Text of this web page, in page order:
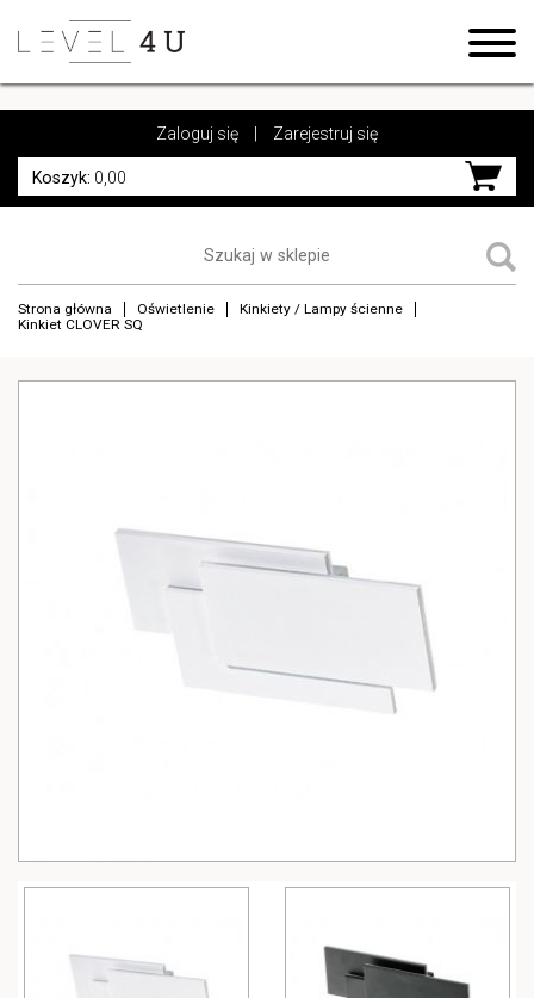
https://www.high-endrolex.com/17
Zaloguj się Zarejestruj się
Koszyk: 0,00
Strona główna Oświetlenie
Kinkiety / Lampy ścienne
Kinkiet CLOVER SQ
https://www.high-endrolex.com/17